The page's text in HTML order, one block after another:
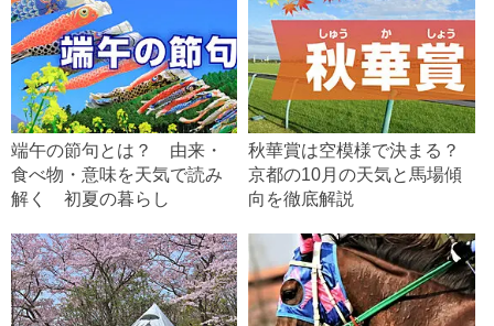
端午の節句とは？ 由来・
食べ物・意味を天気で読み
解く 初夏の暮らし
秋華賞は空模様で決まる？
京都の10月の天気と馬場傾
向を徹底解説